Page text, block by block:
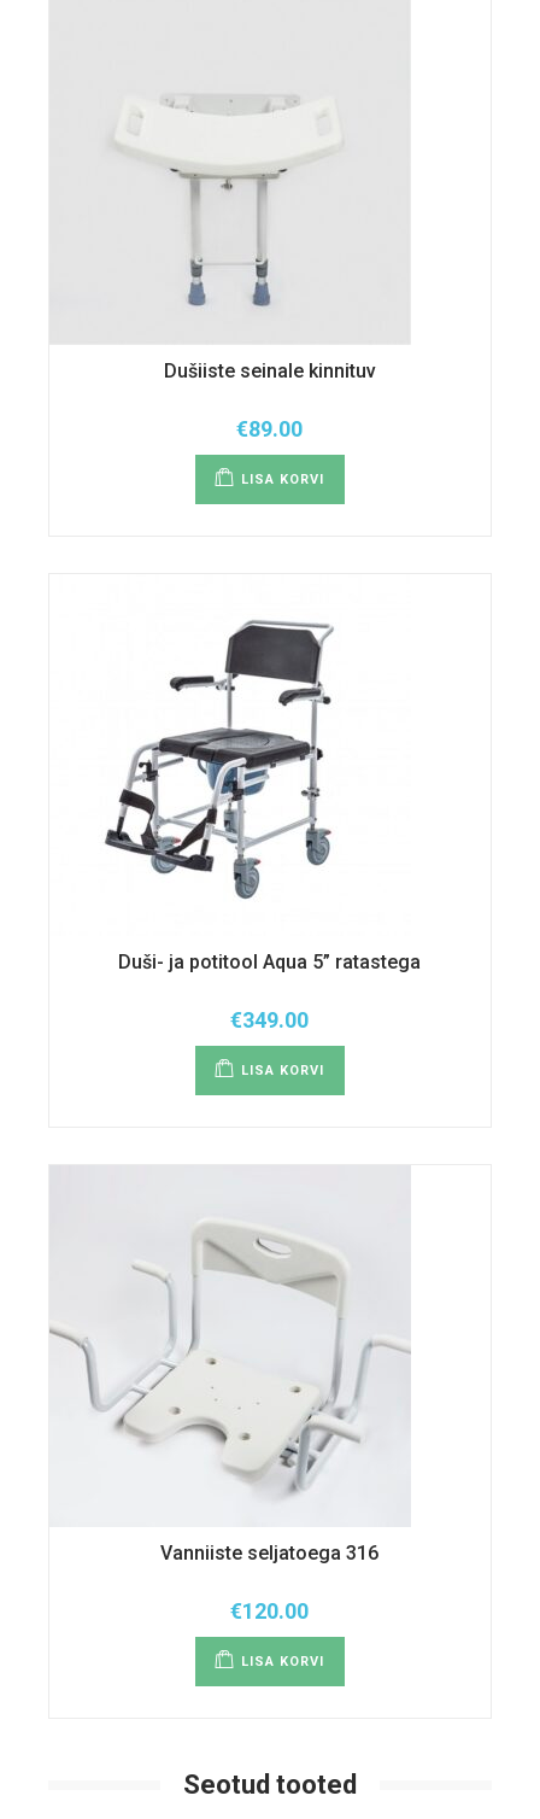
Dušiiste seinale kinnituv
€89.00
LISA KORVI
Duši- ja potitool Aqua 5” ratastega
€349.00
LISA KORVI
Vanniiste seljatoega 316
€120.00
LISA KORVI
Seotud tooted